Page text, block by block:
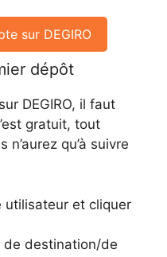
sur DEGIRO
dépôt
DEGIRO, il faut
gratuit, tout
qu’à suivre
utilisateur et cliquer
de destination/de